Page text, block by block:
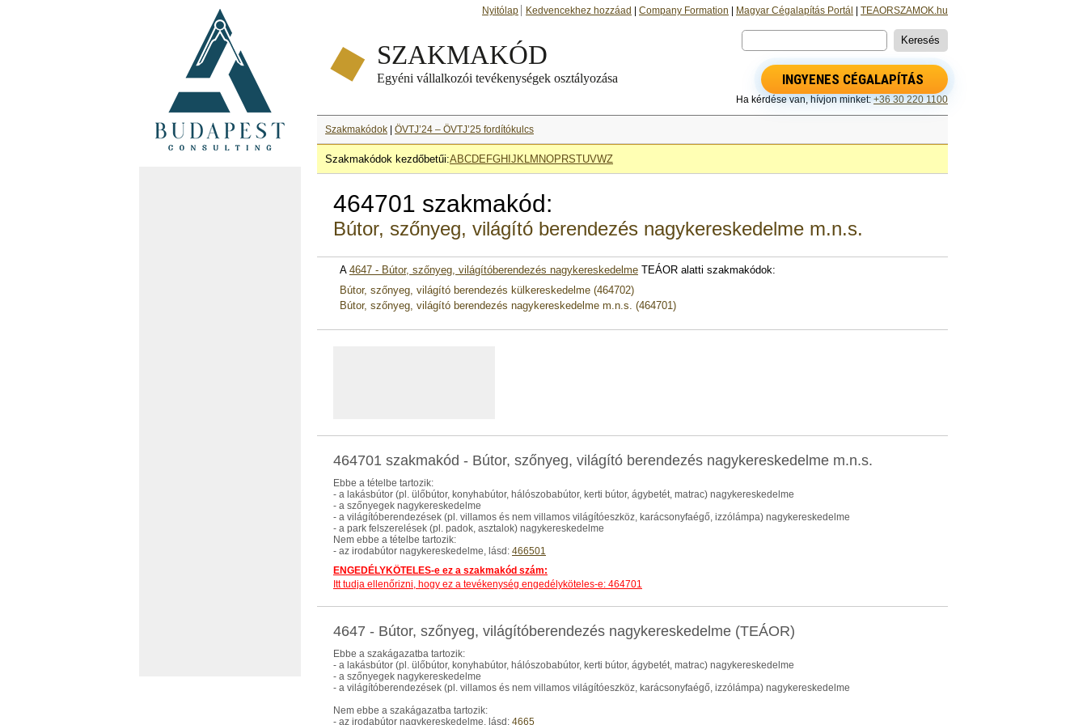
Nyitólap Kedvencekhez hozzáad Company Formation Magyar Cégalapítás Portál TEAORSZAMOK.hu
INGYENES CÉGALAPÍTÁS
Ha kérdése van, hívjon minket: +36 30 220 1100
Szakmakódok ÖVTJ’24 – ÖVTJ’25 fordítókulcs
Szakmakódok kezdőbetűi:ABCDE FGH J KLM NOP RSTUVWZ
464701 szakmakód:
Bútor, szőnyeg, világító berendezés nagykereskedelme m.n.s.
A 4647 - Bútor, szőnyeg, világítóberendezés nagykereskedelme TEÁOR alatti szakmakódok:
Bútor, szőnyeg, világító berendezés külkereskedelme (464702)
Bútor, szőnyeg, világító berendezés nagykereskedelme m.n.s. (464701)
464701 szakmakód - Bútor, szőnyeg, világító berendezés nagykereskedelme m.n.s.
Ebbe a tételbe tartozik:
- a lakásbútor (pl. ülőbútor, konyhabútor, hálószobabútor, kerti bútor, ágybetét, matrac) nagykereskedelme
- a szőnyegek nagykereskedelme
- a világítóberendezések (pl. villamos és nem villamos világítóeszköz, karácsonyfaégő, izzólámpa) nagykereskedelme
- a park felszerelések (pl. padok, asztalok) nagykereskedelme
Nem ebbe a tételbe tartozik:
- az irodabútor nagykereskedelme, lásd: 466501
ENGEDÉLYKÖTELES-e ez a szakmakód szám:
Itt tudja ellenőrizni, hogy ez a tevékenység engedélyköteles-e: 464701
4647 - Bútor, szőnyeg, világítóberendezés nagykereskedelme (TEÁOR)
Ebbe a szakágazatba tartozik:
- a lakásbútor (pl. ülőbútor, konyhabútor, hálószobabútor, kerti bútor, ágybetét, matrac) nagykereskedelme
- a szőnyegek nagykereskedelme
- a világítóberendezések (pl. villamos és nem villamos világítóeszköz, karácsonyfaégő, izzólámpa) nagykereskedelme
Nem ebbe a szakágazatba tartozik:
- az irodabútor nagykereskedelme, lásd: 4665